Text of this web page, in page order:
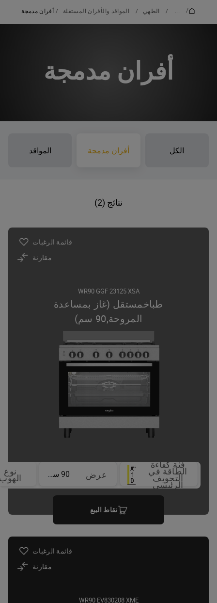
/
/ الطهي / المواقد والأفران المستقلة / أفران مدمجة
أفران مدمجة
الكل أفران مدمجة المواقد
نتائج (2)
قائمة الرغبات
مقارنة
WR90 GGF 23125 XSA
طباخمستقل (غاز بمساعدة
المروحة,90 سم)
فئة كفاءة
الطاقة في
التجويف
الرئيسي
عرض 90 سم نوع
نقاط البيع
قائمة الرغبات
مقارنة
WR90 EV830208 XME